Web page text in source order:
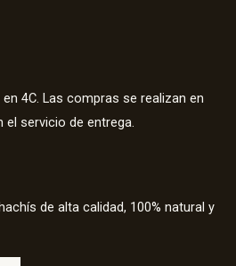
4C. Las compras se realizan en
el servicio de entrega.
de alta calidad, 100% natural y